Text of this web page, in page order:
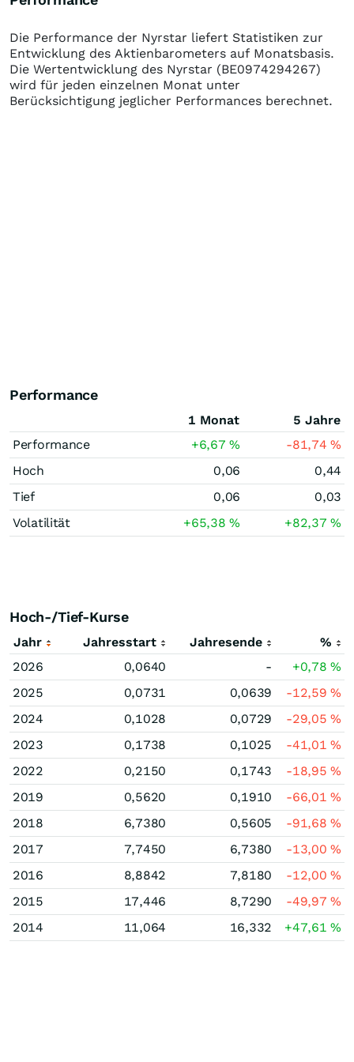
Die Performance der Nyrstar liefert Statistiken zur
Entwicklung des Aktienbarometers auf Monatsbasis.
Die Wertentwicklung des Nyrstar (BE0974294267)
wird für jeden einzelnen Monat unter
Berücksichtigung jeglicher Performances berechnet.
Performance
1 Monat
5 Jahre
Performance
+6,67% -81,74%
Hoch
0,06
0,44
Tief
0,06
0,03
Volatilität
+65,38% +82,37%
Hoch-/Tief-Kurse
Jahr Jahresstart Jahresende
%
2026
0,0640 - +0,78%
2025
0,0731 0,0639 -12,59%
2024
0,1028 0,0729 -29,05%
2023
0,1738 0,1025 -41,01%
2022
0,2150 0,1743 -18,95%
2019
0,5620 0,1910 -66,01%
2018
6,7380 0,5605 -91,68%
2017
7,7450 6,7380 -13,00%
2016
8,8842 7,8180 -12,00%
2015
17,446 8,7290 -49,97%
2014
11,064 16,332 +47,61%